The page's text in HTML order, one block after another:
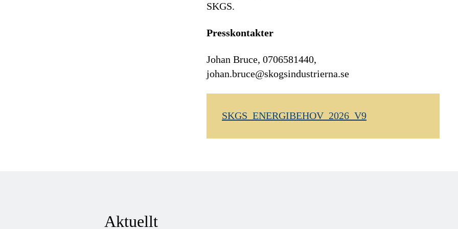
SKGS.
Presskontakter
Johan Bruce, 0706581440,
johan.bruce@skogsindustrierna.se
SKGS_ENERGIBEHOV_2026_V9
Aktuellt